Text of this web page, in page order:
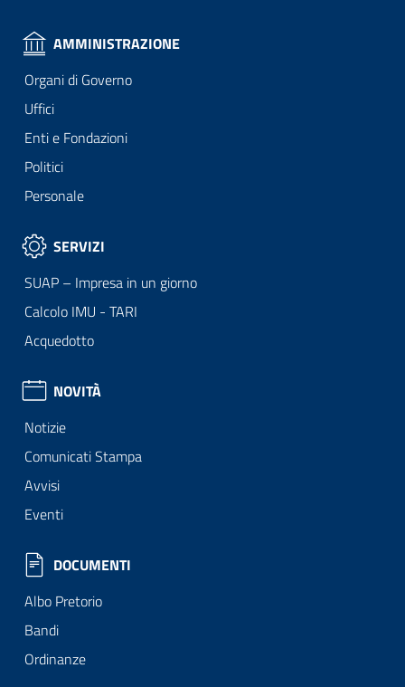
AMMINISTRAZIONE
Organi di Governo
Uffici
Enti e Fondazioni
Politici
Personale
SERVIZI
SUAP – Impresa in un giorno
Calcolo IMU - TARI
Acquedotto
NOVITÀ
Notizie
Comunicati Stampa
Avvisi
Eventi
DOCUMENTI
Albo Pretorio
Bandi
Ordinanze